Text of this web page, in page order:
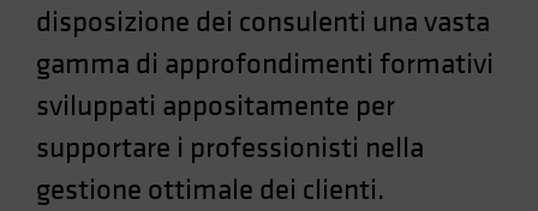
Portugal
Singapore
Spain
Sweden
Switzerland
disposizione dei consulenti una vasta
gamma di approfondimenti formativi
sviluppati appositamente per
supportare i professionisti nella
gestione ottimale dei clienti.